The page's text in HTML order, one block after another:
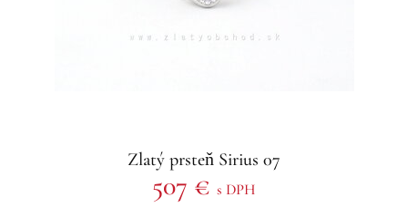
Zlatý prsteň Sirius 07
507 € s DPH